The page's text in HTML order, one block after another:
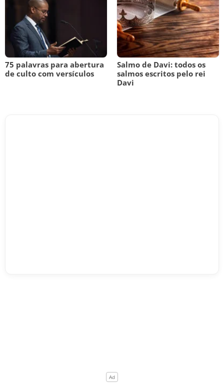
75 palavras para abertura
de culto com versículos
Salmo de Davi: todos os
salmos escritos pelo rei
Davi